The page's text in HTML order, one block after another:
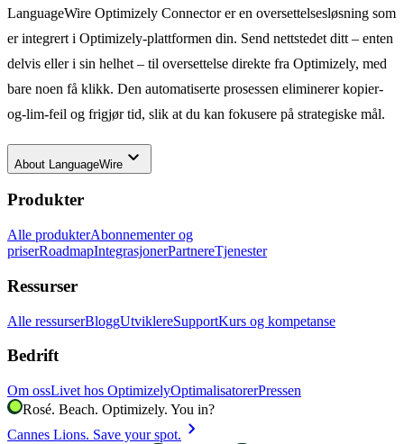
LanguageWire Optimizely Connector er en oversettelsesløsning som
er integrert i Optimizely-plattformen din. Send nettstedet ditt – enten
delvis eller i sin helhet – til oversettelse direkte fra Optimizely, med
bare noen få klikk. Den automatiserte prosessen eliminerer kopier-
og-lim-feil og frigjør tid, slik at du kan fokusere på strategiske mål.
About LanguageWire keyboard_arrow_down
Produkter
Alle produkterAbonnementer og
priserRoadmapIntegrasjonerPartnereTjenester
Ressurser
Alle ressurserBloggUtviklereSupportKurs og kompetanse
Bedrift
Om ossLivet hos OptimizelyOptimalisatorerPressen
Rosé. Beach. Optimizely. You in?
Cannes Lions. Save your spot. chevron_right